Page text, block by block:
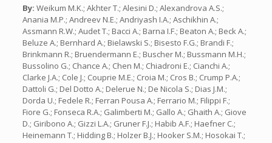
By: Weikum M.K.; Akhter T.; Alesini D.; Alexandrova A.S.;
Anania M.P.; Andreev N.E.; Andriyash I.A.; Aschikhin A.;
Assmann R.W.; Audet T.; Bacci A.; Barna I.F.; Beaton A.; Beck A.;
Beluze A.; Bernhard A.; Bielawski S.; Bisesto F.G.; Brandi F.;
Brinkmann R.; Bruendermann E.; Buscher M.; Bussmann M.H.;
Bussolino G.; Chance A.; Chen M.; Chiadroni E.; Cianchi A.;
Clarke J.A.; Cole J.; Couprie M.E.; Croia M.; Cros B.; Crump P.A.;
Dattoli G.; Del Dotto A.; Delerue N.; De Nicola S.; Dias J.M.;
Dorda U.; Fedele R.; Ferran Pousa A.; Ferrario M.; Filippi F.;
Fiore G.; Fonseca R.A.; Galimberti M.; Gallo A.; Ghaith A.; Giove
D.; Giribono A.; Gizzi L.A.; Gruner F.J.; Habib A.F.; Haefner C.;
Heinemann T.; Hidding B.; Holzer B.J.; Hooker S.M.; Hosokai T.;